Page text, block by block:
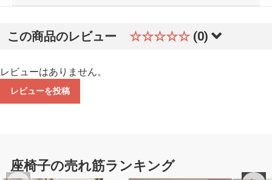
この商品のレビュー ☆☆☆☆☆ (0)
レビューはありません。
レビューを投稿
座椅子の売れ筋ランキング